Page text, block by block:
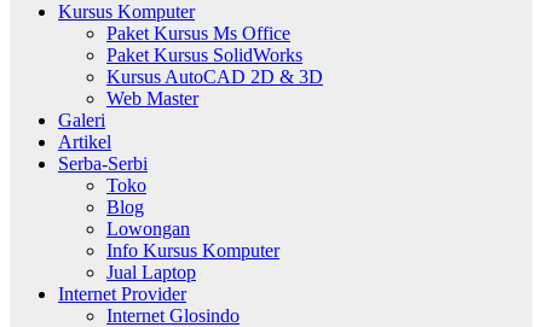
Kursus Komputer
Paket Kursus Ms Office
Paket Kursus SolidWorks
Kursus AutoCAD 2D & 3D
Web Master
Galeri
Artikel
Serba-Serbi
Toko
Blog
Lowongan
Info Kursus Komputer
Jual Laptop
Internet Provider
Internet Glosindo